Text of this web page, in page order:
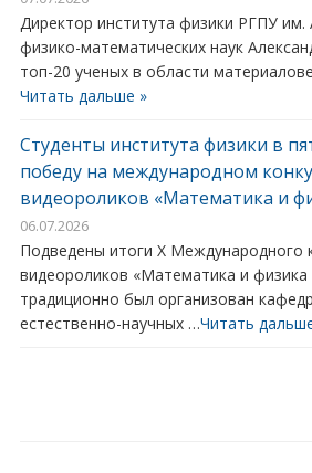
Директор института физики РГПУ им.
физико-математических наук
топ-20 ученых в области
Читать дальше »
Студенты института физики в
победу на международном
видеороликов «Математика и
06.07.2026
Подведены итоги X Международного
видеороликов «Математика и
традиционно был организован
естественно-научных …Читать